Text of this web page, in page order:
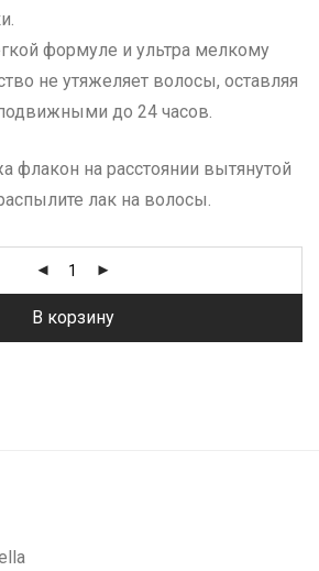
формуле и ультра мелкому
не утяжеляет волосы, оставляя
до 24 часов.
флакон на расстоянии вытянутой
лак на волосы.
В корзину